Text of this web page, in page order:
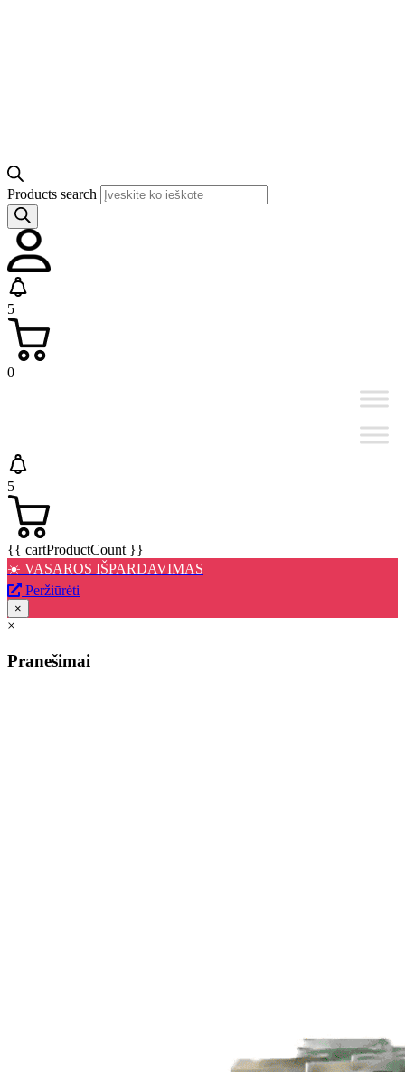
Products search
5
0
5
{{ cartProductCount }}
☀️ VASAROS IŠPARDAVIMAS
Peržiūrėti
×
×
Pranešimai